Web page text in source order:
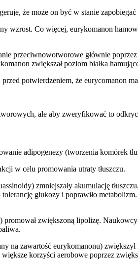
że może on być w stanie
wzrost. Co więcej, eurykomanon
przeciwnowotworowe głównie
zwiększał poziom białka
potwierdzeniem, że eurycomanon
ale aby zweryfikować to
adipogenezy (tworzenia komórek
w celu promowania utraty tłuszczu.
zmniejszały akumulację
glukozy i poprawiło
zwiększoną lipolizę.
na zawartość eurykomanonu)
korzyści aerobowe poprzez